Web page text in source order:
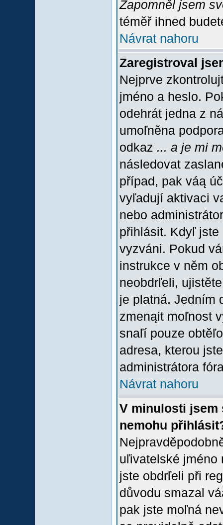
Zapomněl jsem
téměř ihned
Návrat nahoru
Zaregistroval
Nejprve
jméno a heslo.
odehrát jedna z
umoľněna
odkaz ... a je mi
následovat
případ, pak váą
vyľadují aktivaci
nebo
přihlásit. Kdyľ
vyzváni. Pokud
instrukce v něm
neobdrľeli,
je platná. Jedním
zmenąit moľnost
snaľí pouze
adresa, kterou
administrátora
Návrat nahoru
V minulosti jsem
nemohu
uľivatelské jméno
jste obdrľeli při
důvodu smazal
pak jste moľná